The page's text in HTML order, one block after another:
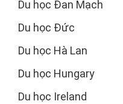
Du học Đan Mạch
Du học Đức
Du học Hà Lan
Du học Hungary
Du học Ireland